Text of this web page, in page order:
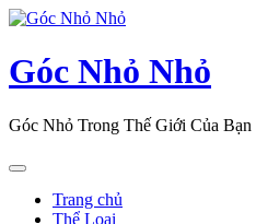
Skip
content
Góc Nhỏ Nhỏ
Góc Nhỏ Trong Thế Giới Của Bạn
Open
ButtonTrang chủ
Thể Loại